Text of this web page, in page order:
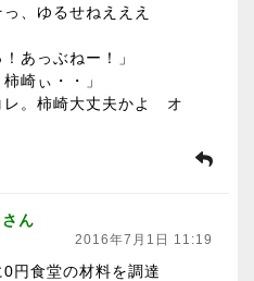
、ゆるせねえええ
あっぶねー！」
崎ぃ・・」
レ。柿崎大丈夫かよ オ
ん
2016年7月1日 11:19
円食堂の材料を調達